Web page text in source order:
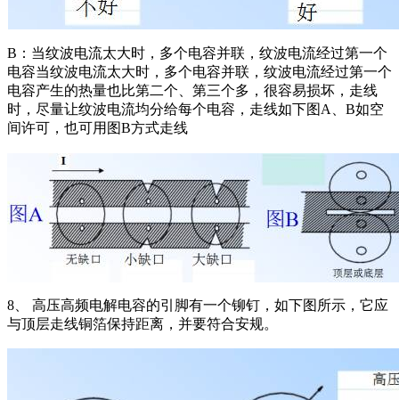
B：当纹波电流太大时，多个电容并联，纹波电流经过第一个
电容当纹波电流太大时，多个电容并联，纹波电流经过第一个
电容产生的热量也比第二个、第三个多，很容易损坏，走线
时，尽量让纹波电流均分给每个电容，走线如下图A、B如空
间许可，也可用图B方式走线
8、 高压高频电解电容的引脚有一个铆钉，如下图所示，它应
与顶层走线铜箔保持距离，并要符合安规。